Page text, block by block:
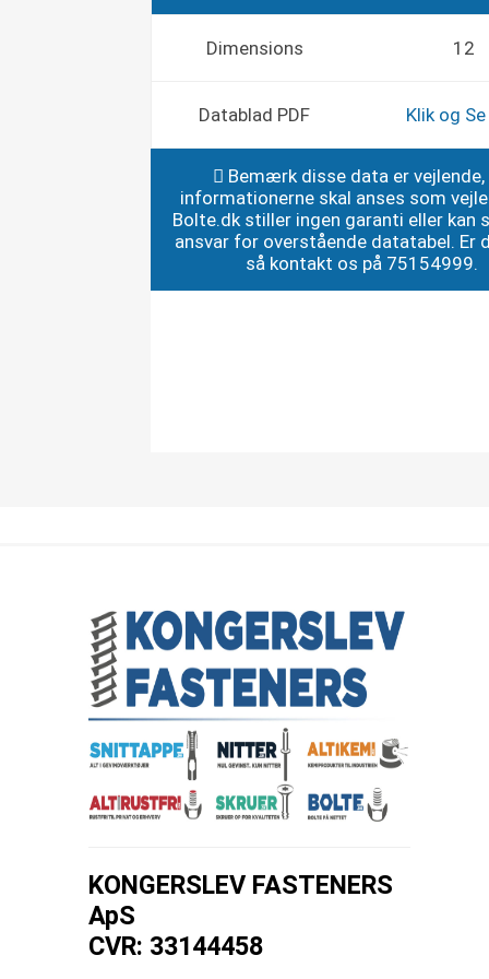
Dimensions 12
Datablad PDF Klik og Se
Bemærk disse data er vejlende,
informationerne skal anses som
Bolte.dk stiller ingen garanti eller kan
ansvar for overstående datatabel. Er
så kontakt os på 75154999.
KONGERSLEV FASTENERS
ApS
CVR: 33144458